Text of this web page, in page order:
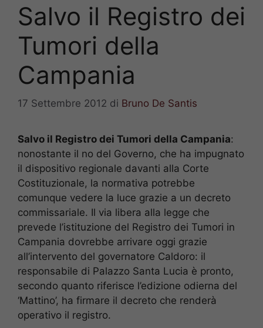
Salvo il Registro dei
Tumori della
Campania
17 Settembre 2012 di Bruno De Santis
Salvo il Registro dei Tumori della Campania:
nonostante il no del Governo, che ha impugnato
il dispositivo regionale davanti alla Corte
Costituzionale, la normativa potrebbe
comunque vedere la luce grazie a un decreto
commissariale. Il via libera alla legge che
prevede l’istituzione del Registro dei Tumori in
Campania dovrebbe arrivare oggi grazie
all’intervento del governatore Caldoro: il
responsabile di Palazzo Santa Lucia è pronto,
secondo quanto riferisce l’edizione odierna del
‘Mattino’, ha firmare il decreto che renderà
operativo il registro.